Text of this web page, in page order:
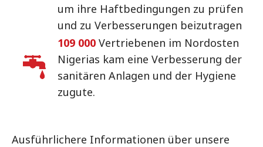
um ihre Haftbedingungen zu prüfen
und zu Verbesserungen beizutragen
109 000 Vertriebenen im Nordosten
Nigerias kam eine Verbesserung der
sanitären Anlagen und der Hygiene
zugute.
Ausführlichere Informationen über unsere